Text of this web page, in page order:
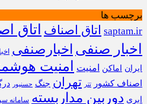
برچسب ها
saptam.ir اتاق اصناف اتاق
اخبار صنفی اخبارصنفی
ایران
اماکن امنیت امنیت
اصناف کشور
تتر تهران جنگ حسنپور
ابری دوربین مداربسته سامانه